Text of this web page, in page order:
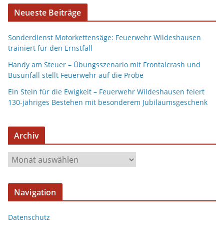
Neueste Beiträge
Sonderdienst Motorkettensäge: Feuerwehr Wildeshausen
trainiert für den Ernstfall
Handy am Steuer – Übungsszenario mit Frontalcrash und
Busunfall stellt Feuerwehr auf die Probe
Ein Stein für die Ewigkeit – Feuerwehr Wildeshausen feiert
130-jähriges Bestehen mit besonderem Jubiläumsgeschenk
Archiv
r
c
v
Navigation
Datenschutz